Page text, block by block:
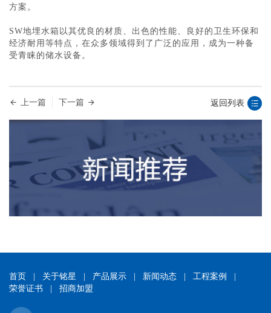
方案。
SW地埋水箱以其优良的材质、出色的性能、良好的卫生环保和
经济耐用等特点，在众多领域得到了广泛的应用，成为一种备
受青睐的储水设备。
上一篇 下一篇 返回列表
首页 关于铭星 产品展示 新闻动态 工程案例
荣誉证书
招商加盟